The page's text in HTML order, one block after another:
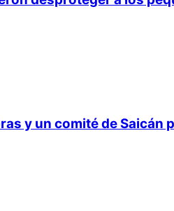
y un comité de